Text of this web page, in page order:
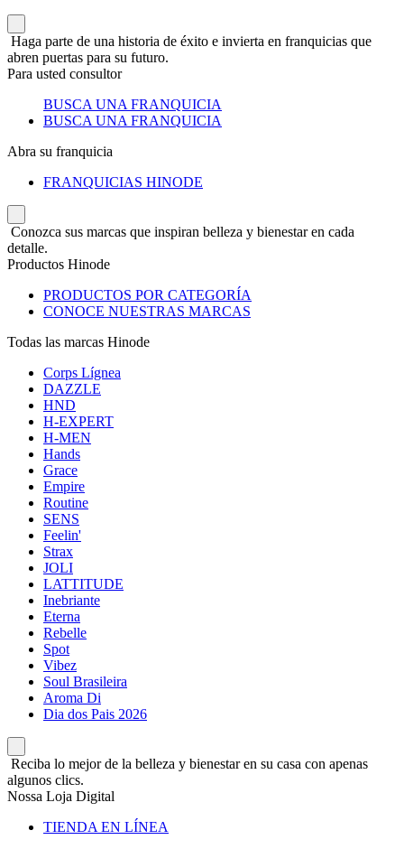
Haga parte de una historia de éxito e invierta en franquicias que
abren puertas para su futuro.
Para usted consultor
BUSCA UNA FRANQUICIA
BUSCA UNA FRANQUICIA
Abra su franquicia
FRANQUICIAS HINODE
Conozca sus marcas que inspiran belleza y bienestar en cada
detalle.
Productos Hinode
PRODUCTOS POR CATEGORÍA
CONOCE NUESTRAS MARCAS
Todas las marcas Hinode
Corps Lígnea
DAZZLE
HND
H-EXPERT
H-MEN
Hands
Grace
Empire
Routine
SENS
Feelin'
Strax
JOLI
LATTITUDE
Inebriante
Eterna
Rebelle
Spot
Vibez
Soul Brasileira
Aroma Di
Dia dos Pais 2026
Reciba lo mejor de la belleza y bienestar en su casa con apenas
algunos clics.
Nossa Loja Digital
TIENDA EN LÍNEA